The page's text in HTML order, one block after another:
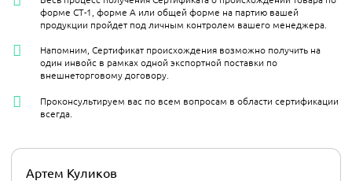
Артем Куликов
форме СТ-1, форме А или общей форме на партию вашей
продукции пройдет под личным контролем вашего менеджера.
Напомним, Сертификат происхождения возможно получить на
один инвойс в рамках одной экспортной поставки по
внешнеторговому договору.
Проконсультируем вас по всем вопросам в области сертификации
всегда.